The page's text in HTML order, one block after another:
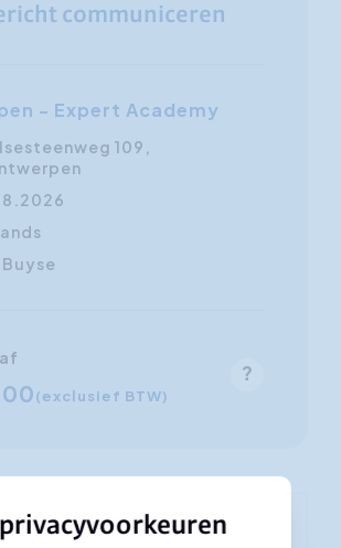
communiceren
- Expert Academy
109,
(exclusief BTW)